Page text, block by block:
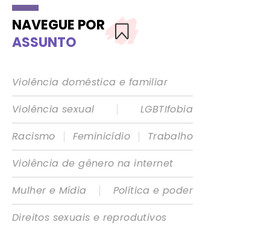
NAVEGUE POR
ASSUNTO
Violência doméstica e familiar
Violência sexual
|
LGBTIfobia
Racismo
| Feminicídio |
Trabalho
Violência de gênero na internet
Mulher e Mídia
|
Política e poder
Direitos sexuais e reprodutivos